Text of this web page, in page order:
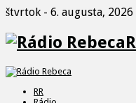
štvrtok - 6. augusta, 2026
RR